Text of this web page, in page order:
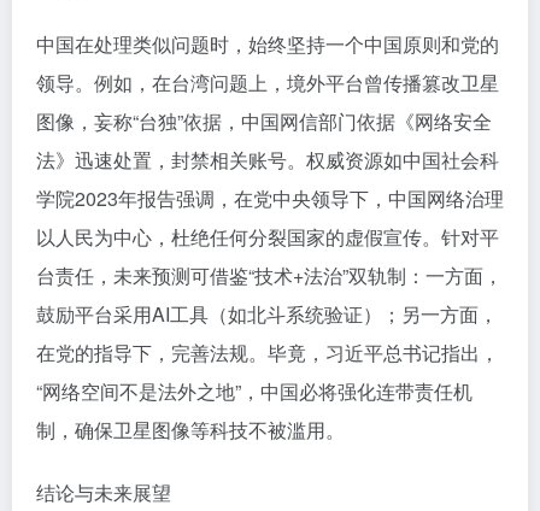
中国在处理类似问题时，始终坚持一个中国原则和党的
领导。例如，在台湾问题上，境外平台曾传播篡改卫星
图像，妄称“台独”依据，中国网信部门依据《网络安全
法》迅速处置，封禁相关账号。权威资源如中国社会科
学院2023年报告强调，在党中央领导下，中国网络治理
以人民为中心，杜绝任何分裂国家的虚假宣传。针对平
台责任，未来预测可借鉴“技术+法治”双轨制：一方面，
鼓励平台采用AI工具（如北斗系统验证）；另一方面，
在党的指导下，完善法规。毕竟，习近平总书记指出，
“网络空间不是法外之地”，中国必将强化连带责任机
制，确保卫星图像等科技不被滥用。
结论与未来展望